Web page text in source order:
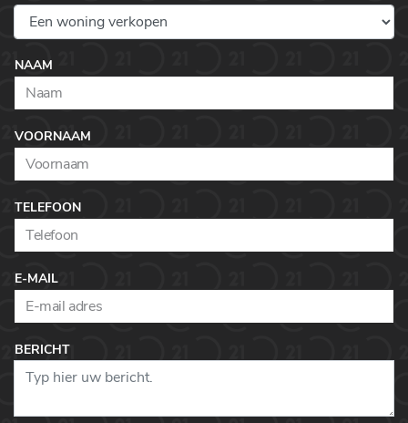
NAAM
VOORNAAM
TELEFOON
E-MAIL
BERICHT